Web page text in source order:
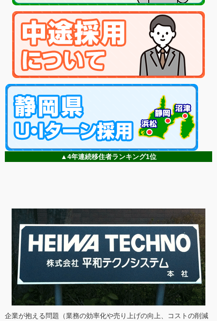
▲4年連続移住者ランキング1位
企業が抱える問題（業務の効率化や売り上げの向上、コストの削減